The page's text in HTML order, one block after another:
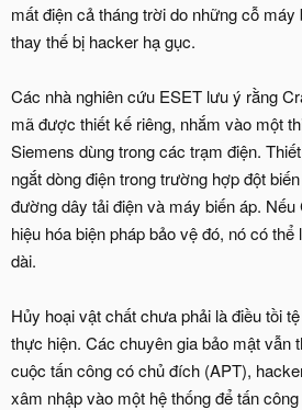
mất điện cả tháng trời do những cỗ máy
thay thế bị hacker hạ gục.
Các nhà nghiên cứu ESET lưu ý rằng
mã được thiết kế riêng, nhắm vào một
Siemens dùng trong các trạm điện.
ngắt dòng điện trong trường hợp đột
đường dây tải điện và máy biến áp.
hiệu hóa biện pháp bảo vệ đó, nó có
dài.
Hủy hoại vật chất chưa phải là điều tồi
thực hiện. Các chuyên gia bảo mật vẫn
cuộc tấn công có chủ đích (APT),
xâm nhập vào một hệ thống để tấn